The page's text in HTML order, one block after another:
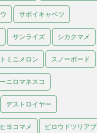
サボイキャベツ
サンライズ シカクマメ
ミニメロン スノーボード
ニロマネスコ
デストロイヤー
ヒヨコマメ ビロウドツリアブ